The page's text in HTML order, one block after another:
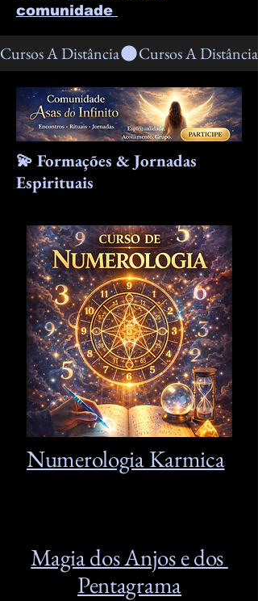
comunidade
Cursos A Distância
💫 Formações & Jornadas
Espirituais
Numerologia Karmica
Magia dos Anjos e dos
Pentagrama